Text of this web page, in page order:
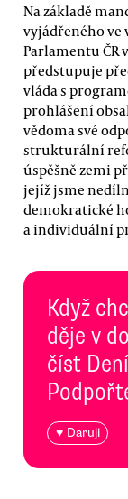
Na základě
vyjádřeného ve
Parlamentu ČR
předstupuje
vláda s
prohlášení
vědoma své
strukturální
úspěšně zemi
jejíž jsme
demokratické
a individuální
Když
děje v
číst
♥ Daruji